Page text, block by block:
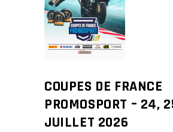
COUPES DE FRANCE
PROMOSPORT – 24,
JUILLET 2026